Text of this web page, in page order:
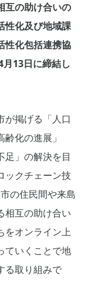
互の助け合いの
性化及び地域課
性化包括連携協
13日に締結し
が掲げる「人口
化の進展」
足」の解決を目
ックチェーン技
の住民間や来島
相互の助け合い
をオンライン上
ていくことで地
る取り組みで